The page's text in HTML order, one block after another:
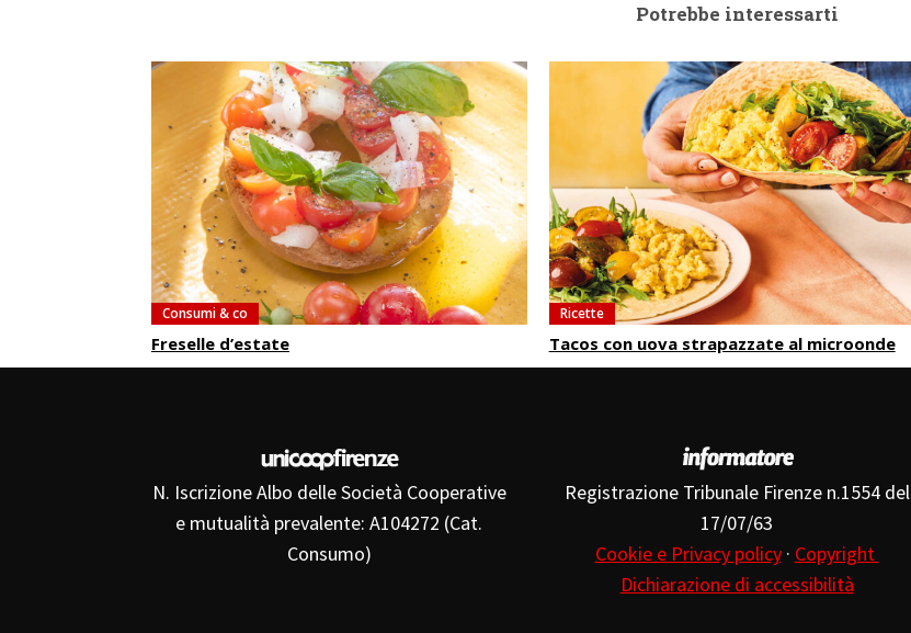
Potrebbe interessarti
Consumi & co
Freselle d’estate
Ricette
Tacos con uova strapazzate al microonde
N. Iscrizione Albo delle Società Cooperative
e mutualità prevalente: A104272 (Cat.
Consumo)
Registrazione Tribunale Firenze n.1554 del
17/07/63
Cookie e Privacy policy· Copyright
Dichiarazione di accessibilità